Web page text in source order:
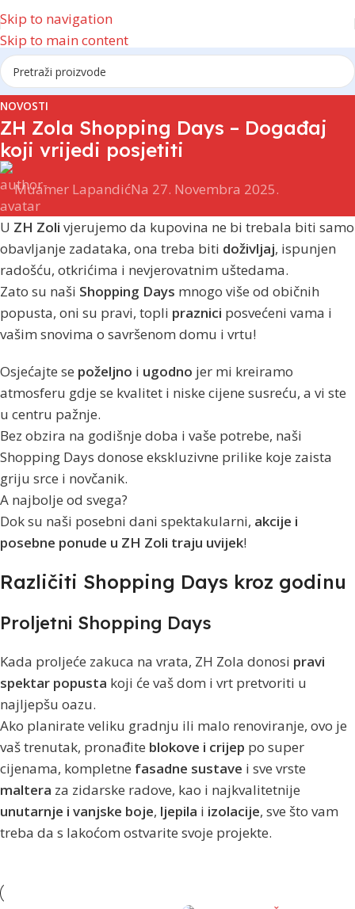
Skip to navigation
Skip to main content
NOVOSTI
ZH Zola Shopping Days – Događaj
koji vrijedi posjetiti
Muamer LapandićNa 27. Novembra 2025.
U ZH Zoli vjerujemo da kupovina ne bi trebala biti samo
obavljanje zadataka, ona treba biti doživljaj, ispunjen
radošću, otkrićima i nevjerovatnim uštedama.
Zato su naši Shopping Days mnogo više od običnih
popusta, oni su pravi, topli praznici posvećeni vama i
vašim snovima o savršenom domu i vrtu!
Osjećajte se poželjno i ugodno jer mi kreiramo
atmosferu gdje se kvalitet i niske cijene susreću, a vi ste
u centru pažnje.
Bez obzira na godišnje doba i vaše potrebe, naši
Shopping Days donose ekskluzivne prilike koje zaista
griju srce i novčanik.
A najbolje od svega?
Dok su naši posebni dani spektakularni, akcije i
posebne ponude u ZH Zoli traju uvijek!
Različiti Shopping Days kroz godinu
Proljetni Shopping Days
Kada proljeće zakuca na vrata, ZH Zola donosi pravi
spektar popusta koji će vaš dom i vrt pretvoriti u
najljepšu oazu.
Ako planirate veliku gradnju ili malo renoviranje, ovo je
vaš trenutak, pronađite blokove i crijep po super
cijenama, kompletne fasadne sustave i sve vrste
maltera za zidarske radove, kao i najkvalitetnije
unutarnje i vanjske boje, ljepila i izolacije, sve što vam
treba da s lakoćom ostvarite svoje projekte.